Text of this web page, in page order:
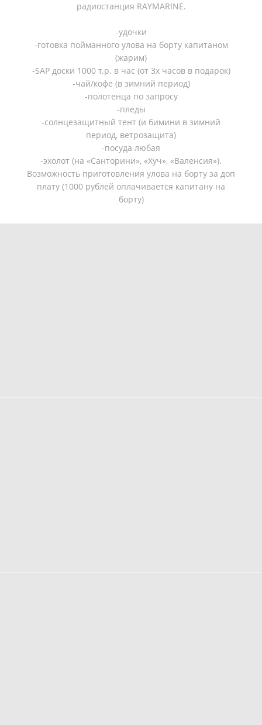
радиостанция RАYМАRINЕ.
-удочки
-готовка пойманного улова на борту капитаном
(жарим)
-SAP доски 1000 т.р. в час (от 3х часов в подарок)
-чай/кофе (в зимний период)
-полотенца по запросу
-пледы
-солнцезащитный тент (и бимини в зимний
период, ветрозащита)
-посуда любая
-эхолот (на «Санторини», «Хуч», «Валенсия»).
Возможность приготовления улова на борту за доп
плату (1000 рублей оплачивается капитану на
борту)